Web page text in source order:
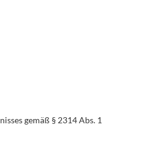
gemäß § 2314 Abs. 1